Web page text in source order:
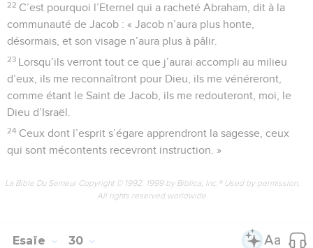
22 C’est pourquoi l’Eternel qui a racheté Abraham, dit à la
communauté de Jacob : « Jacob n’aura plus honte,
désormais, et son visage n’aura plus à pâlir.
23 Lorsqu’ils verront tout ce que j’aurai accompli au milieu
d’eux, ils me reconnaîtront pour Dieu, ils me vénéreront,
comme étant le Saint de Jacob, ils me redouteront, moi, le
Dieu d’Israël.
24 Ceux dont l’esprit s’égare apprendront la sagesse, ceux
qui sont mécontents recevront instruction. »
La Bible Du Semeur Copyright © 1992, 1999 by Biblica, Inc.® Used by permission.
All rights reserved worldwide.
Esaïe 30